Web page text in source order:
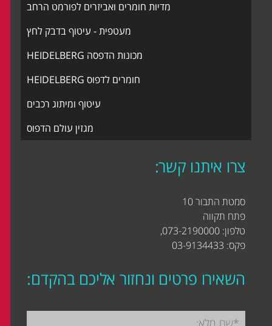
מדיות חומרים ואביזרים לפורמט הרחב
מעטפית - עיטוף בדבק לחץ
מכונות הדפסה HEIDELBERG
חומרים לדפוס HEIDELBERG
עיטוף ומיתוג רכבים
מגזין עולם הדפוס
צרו איתנו קשר:
סמטת התבור 10
פתח תקווה
טלפון: 073-2190000,
פקס: 03-9134433
השאירו פרטים ונחזור אליכם בהקדם: